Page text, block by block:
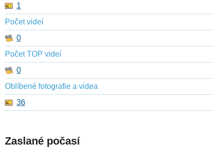
1
Počet videí
0
Počet TOP videí
0
Oblíbené fotografie a videa
36
Zaslané počasí